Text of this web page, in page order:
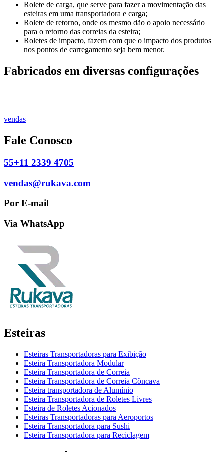
Rolete de carga, que serve para fazer a movimentação das
esteiras em uma transportadora e carga;
Rolete de retorno, onde os mesmo dão o apoio necessário
para o retorno das correias da esteira;
Roletes de impacto, fazem com que o impacto dos produtos
nos pontos de carregamento seja bem menor.
Fabricados em diversas configurações
vendas
Fale Conosco
55+11 2339 4705
vendas@rukava.com
Por E-mail
Via WhatsApp
Esteiras
Esteiras Transportadoras para Exibição
Esteira Transportadora Modular
Esteira Transportadora de Correia
Esteira Transportadora de Correia Côncava
Esteira transportadora de Alumínio
Esteira Transportadora de Roletes Livres
Esteira de Roletes Acionados
Esteiras Transportadoras para Aeroportos
Esteira Transportadora para Sushi
Esteira Transportadora para Reciclagem